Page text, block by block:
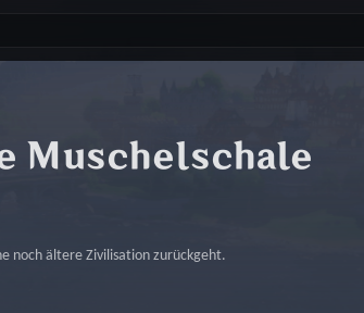
Muschelschale
noch ältere Zivilisation zurückgeht.